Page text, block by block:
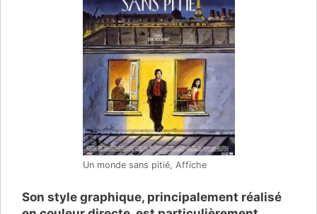
Un monde sans pitié, Affiche
Son style graphique, principalement réalisé